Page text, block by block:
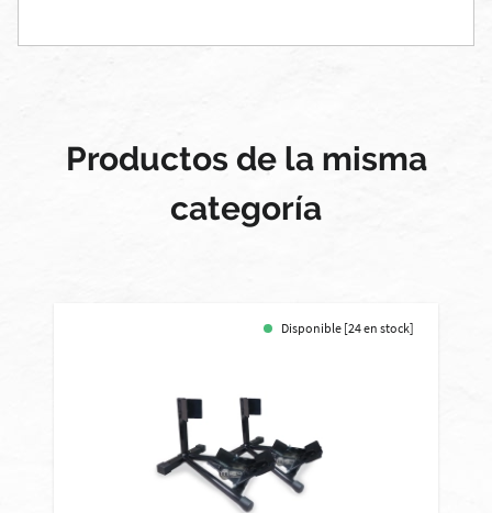
Productos de la misma
categoría
Disponible [24 en stock]